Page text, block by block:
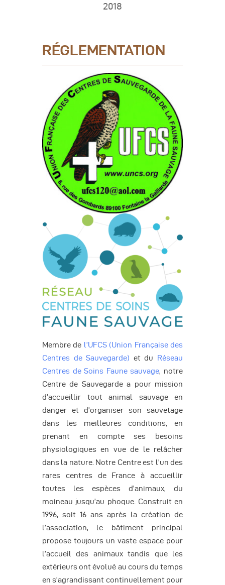
2018
RÉGLEMENTATION
Membre de l’UFCS (Union Française des
Centres de Sauvegarde) et du
Réseau
Centres de Soins Faune sauvage, notre
Centre de Sauvegarde a pour mission
d’accueillir tout animal sauvage en
danger et d’organiser son sauvetage
dans les meilleures conditions, en
prenant en compte ses besoins
physiologiques en vue de le relâcher
dans la nature. Notre Centre est l’un des
rares centres de France à accueillir
toutes les espèces d’animaux, du
moineau jusqu’au phoque. Construit en
1996, soit 16 ans après la création de
l’association, le bâtiment principal
propose toujours un vaste espace pour
l’accueil des animaux tandis que les
extérieurs ont évolué au cours du temps
en s’agrandissant continuellement pour